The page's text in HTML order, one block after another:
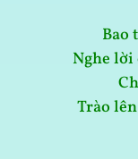
Bao
Nghe lời
Trào